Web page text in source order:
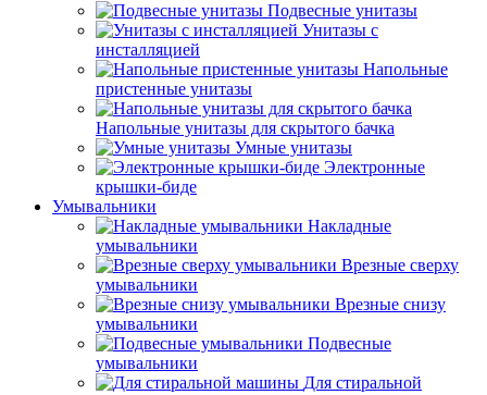
Подвесные унитазы
Унитазы с
инсталляцией
Напольные
пристенные унитазы
Напольные унитазы для скрытого бачка
Умные унитазы
Электронные
крышки-биде
Умывальники
Накладные
умывальники
Врезные сверху
умывальники
Врезные снизу
умывальники
Подвесные
умывальники
Для стиральной